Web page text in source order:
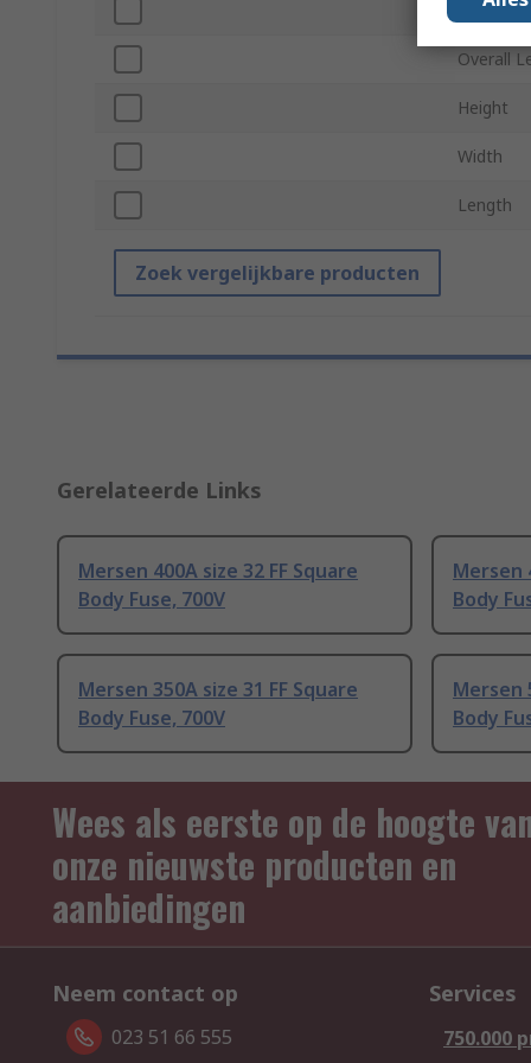
High
Overall
Height
Width
Length
Zoek vergelijkbare producten
Gerelateerde Links
Mersen 400A size 32 FF Square
Body Fuse, 700V
Mersen
Body
Mersen 350A size 31 FF Square
Body Fuse, 700V
Mersen
Body
Wees als eerste op de hoogte
onze nieuwste producten en
aanbiedingen
Neem contact op
023 51 66 555
Services
750.000